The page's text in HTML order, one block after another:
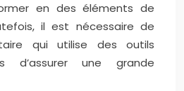
en des éléments de
il est nécessaire de
qui utilise des outils
d’assurer une grande